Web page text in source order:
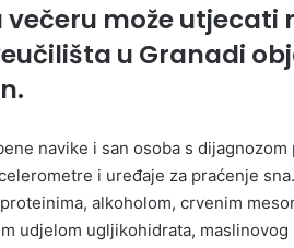
večeru može utjecati
u Granadi
navike i san osoba s
i uređaje za praćenje
alkoholom, crvenim
udjelom ugljikohidrata,